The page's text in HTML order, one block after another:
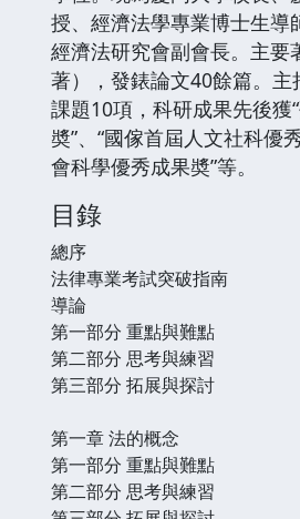
授、經濟法學專業博士生導
經濟法研究會副會長。主要
著），發錶論文40餘篇。
課題10項，科研成果先後獲
奬”、“國傢首屆人文社科優
會科學優秀成果奬”等。
目錄
總序
法律專業考試突破指南
導論
第一部分 重點與難點
第二部分 思考與練習
第三部分 拓展與探討
第一章 法的概念
第一部分 重點與難點
第二部分 思考與練習